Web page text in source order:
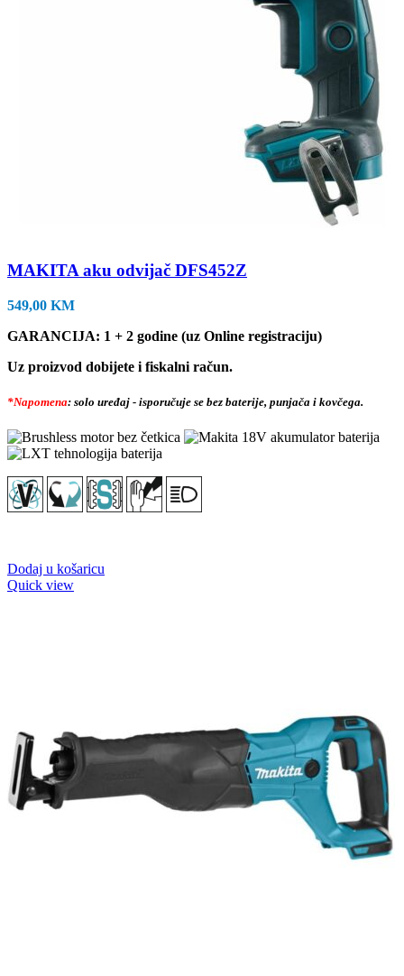
MAKITA aku odvijač DFS452Z
549,00 KM
GARANCIJA: 1 + 2 godine (uz Online registraciju)
Uz proizvod dobijete i fiskalni račun.
*Napomena: solo uređaj - isporučuje se bez baterije, punjača i kovčega.
Dodaj u košaricu
Quick view